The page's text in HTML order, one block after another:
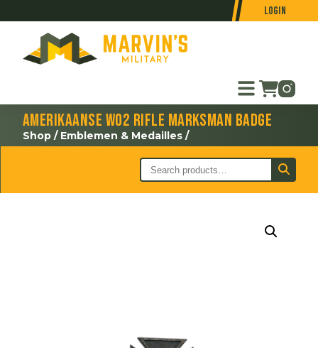
Login
Amerikaanse WO2 Rifle marksman badge
Shop / Emblemen & Medailles /